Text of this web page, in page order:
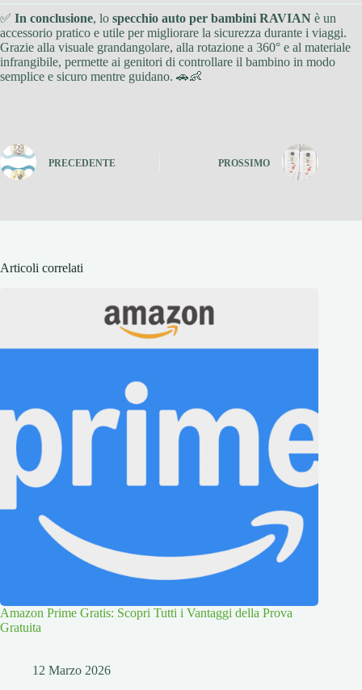
✅ In conclusione, lo specchio auto per bambini RAVIAN è un
accessorio pratico e utile per migliorare la sicurezza durante i viaggi.
Grazie alla visuale grandangolare, alla rotazione a 360° e al materiale
infrangibile, permette ai genitori di controllare il bambino in modo
semplice e sicuro mentre guidano. 🚗👶
PRECEDENTE PROSSIMO
Articoli correlati
Amazon Prime Gratis: Scopri Tutti i Vantaggi della Prova
Gratuita
12 Marzo 2026